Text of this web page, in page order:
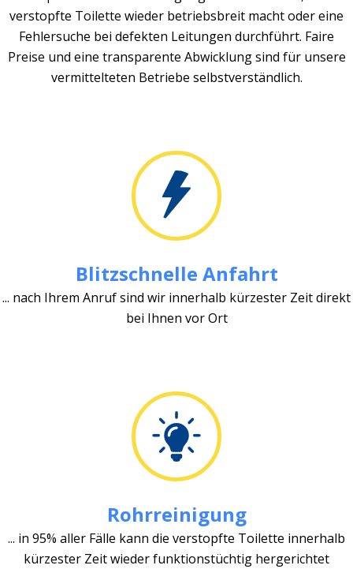
verstopfte Toilette wieder betriebsbreit macht oder eine
Fehlersuche bei defekten Leitungen durchführt. Faire
Preise und eine transparente Abwicklung sind für unsere
vermittelteten Betriebe selbstverständlich.
Blitzschnelle Anfahrt
... nach Ihrem Anruf sind wir innerhalb kürzester Zeit direkt
bei Ihnen vor Ort
Rohrreinigung
... in 95% aller Fälle kann die verstopfte Toilette innerhalb
kürzester Zeit wieder funktionstüchtig hergerichtet